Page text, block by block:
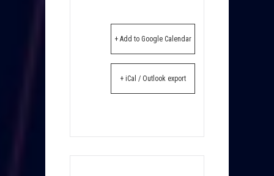
+ Add to Google Calendar
+ iCal / Outlook export